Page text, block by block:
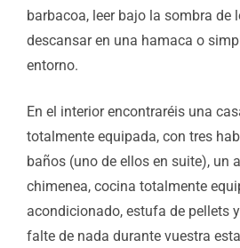
barbacoa, leer bajo la sombra de
descansar en una hamaca o
entorno.
En el interior encontraréis una
totalmente equipada, con tres
baños (uno de ellos en suite), un
chimenea, cocina totalmente
acondicionado, estufa de pellets
falte de nada durante vuestra